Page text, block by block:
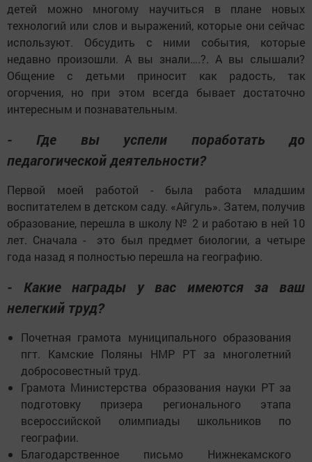
детей можно многому научиться в плане новых
технологий или слов и выражений, которые они сейчас
используют. Обсудить с ними события, которые
недавно произошли. А вы знали….?. А вы слышали?
Общение с детьми приносит как радость, так
огорчения, но при этом всегда бывает достаточно
интересным и познавательным.
- Где вы успели поработать до
педагогической деятельности?
Первой моей работой - была работа младшим
воспитателем в детском саду. «Айгуль». Затем, получив
образование, перешла в школу № 2 и работаю в ней 10
лет. Сначала - это был предмет биологии, а четыре
года назад я полностью перешла на географию.
- Какие награды у вас имеются за ваш
нелегкий труд?
Почетная грамота муниципального образования
пгт. Камские Поляны НМР РТ за многолетний
добросовестный труд.
Грамота Министерства образования науки РТ за
подготовку призера регионального этапа
всероссийской олимпиады школьников по
географии.
Благодарственное письмо Нижнекамского